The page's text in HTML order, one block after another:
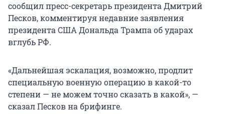
сообщил пресс-секретарь президента Дмитрий
Песков, комментируя недавние заявления
президента США Дональда Трампа об ударах
вглубь РФ.
«Дальнейшая эскалация, возможно, продлит
специальную военную операцию в какой-то
степени — не можем точно сказать в какой», —
сказал Песков на брифинге.